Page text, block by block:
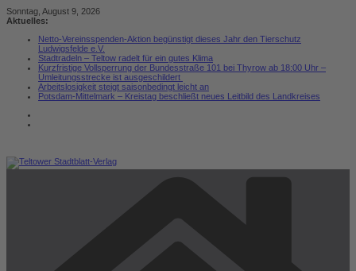
Zum
Inhalt
Sonntag, August 9, 2026
Aktuelles:
Netto-Vereinsspenden-Aktion begünstigt dieses Jahr den Tierschutz
Ludwigsfelde e.V.
Stadtradeln – Teltow radelt für ein gutes Klima
Kurzfristige Vollsperrung der Bundesstraße 101 bei Thyrow ab 18:00 Uhr –
Umleitungsstrecke ist ausgeschildert
Arbeitslosigkeit steigt saisonbedingt leicht an
Potsdam-Mittelmark – Kreistag beschließt neues Leitbild des Landkreises